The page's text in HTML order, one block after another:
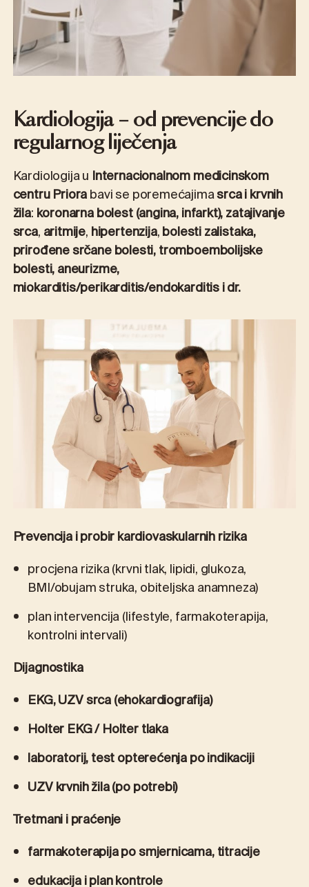
Kardiologija – od prevencije do
regularnog liječenja
Kardiologija u Internacionalnom medicinskom
centru Priorabavi se poremećajimasrca i krvnih
žila:koronarna bolest (angina, infarkt), zatajivanje
srca,aritmije,hipertenzija,bolesti zalistaka,
prirođene srčane bolesti, tromboembolijske
bolesti, aneurizme,
miokarditis/perikarditis/endokarditis i dr.
Prevencija i probir kardiovaskularnih rizika
procjena rizika (krvni tlak, lipidi, glukoza,
BMI/obujam struka, obiteljska anamneza)
plan intervencija (lifestyle, farmakoterapija,
kontrolni intervali)
Dijagnostika
EKG, UZV srca (ehokardiografija)
Holter EKG / Holter tlaka
laboratorij, test opterećenja po indikaciji
UZV krvnih žila (po potrebi)
Tretmani i praćenje
farmakoterapija po smjernicama, titracije
edukacija i plan kontrole